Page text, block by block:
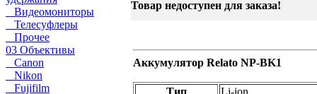
Видеомониторы
Телесуфлеры
Прочее
03 Объективы
Canon
Nikon
Fujifilm
Товар недоступен для заказа!
Аккумулятор Relato NP-BK1
Тип
Li-ion